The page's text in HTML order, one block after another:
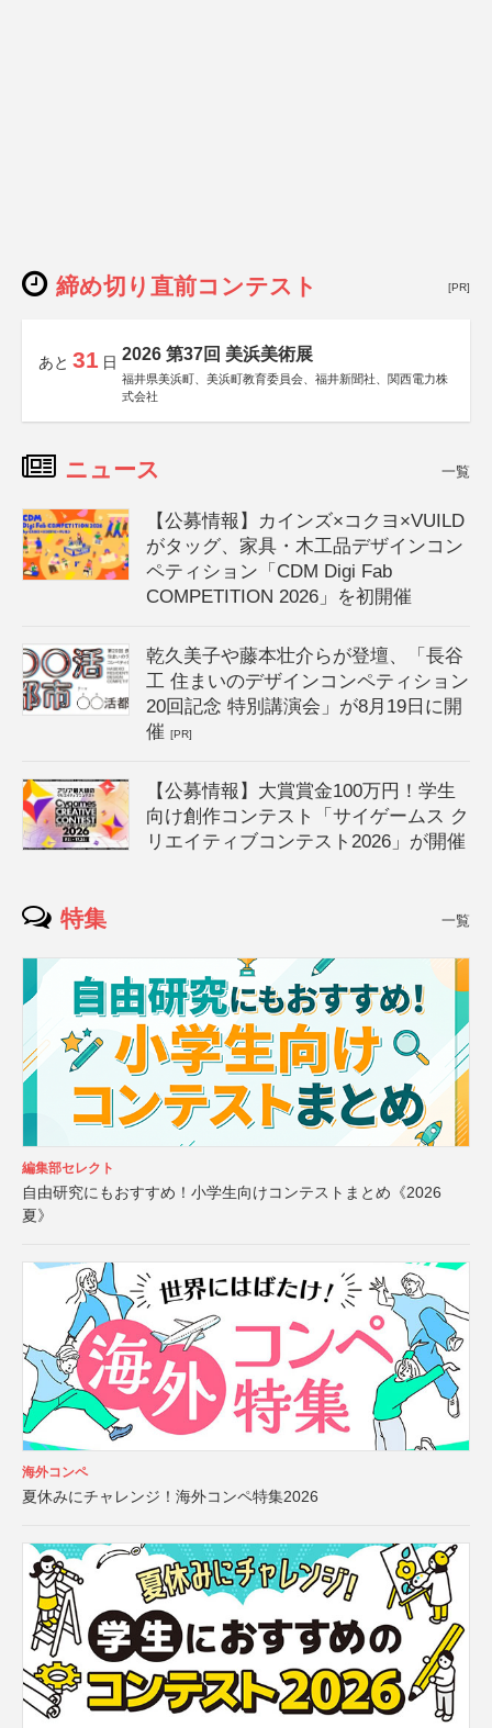
締め切り直前コンテスト [PR]
あと 31 日 2026 第37回 美浜美術展
福井県美浜町、美浜町教育委員会、福井新聞社、関西電力株
式会社
ニュース 一覧
【公募情報】カインズ×コクヨ×VUILD
がタッグ、家具・木工品デザインコン
ペティション「CDM Digi Fab
COMPETITION 2026」を初開催
乾久美子や藤本壮介らが登壇、「長谷
工 住まいのデザインコンペティション
20回記念 特別講演会」が8月19日に開
催[PR]
【公募情報】大賞賞金100万円！学生
向け創作コンテスト「サイゲームス ク
リエイティブコンテスト2026」が開催
特集 一覧
編集部セレクト
自由研究にもおすすめ！小学生向けコンテストまとめ《2026
夏》
海外コンペ
夏休みにチャレンジ！海外コンペ特集2026